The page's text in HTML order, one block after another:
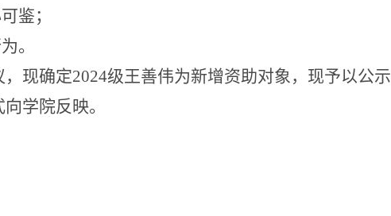
鉴；
。
现确定2024级王善伟为新增资助对象，现予以公示
学院反映。